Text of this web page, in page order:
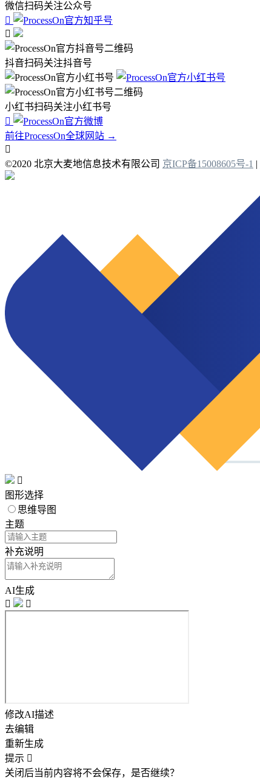
微信扫码关注公众号


抖音扫码关注抖音号
小红书扫码关注小红书号

前往ProcessOn全球网站 →

©2020 北京大麦地信息技术有限公司 京ICP备15008605号-1 |

图形选择
思维导图
主题
补充说明
AI生成


修改AI描述
去编辑
重新生成
提示 
关闭后当前内容将不会保存，是否继续？